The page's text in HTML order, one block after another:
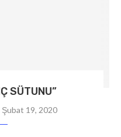
SÜTUNU”
Şubat 19, 2020